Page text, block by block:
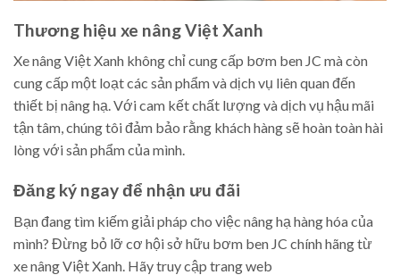
Thương hiệu xe nâng Việt Xanh
Xe nâng Việt Xanh không chỉ cung cấp bơm ben JC mà còn
cung cấp một loạt các sản phẩm và dịch vụ liên quan đến
thiết bị nâng hạ. Với cam kết chất lượng và dịch vụ hậu mãi
tận tâm, chúng tôi đảm bảo rằng khách hàng sẽ hoàn toàn hài
lòng với sản phẩm của mình.
Đăng ký ngay để nhận ưu đãi
Bạn đang tìm kiếm giải pháp cho việc nâng hạ hàng hóa của
mình? Đừng bỏ lỡ cơ hội sở hữu bơm ben JC chính hãng từ
xe nâng Việt Xanh. Hãy truy cập trang web